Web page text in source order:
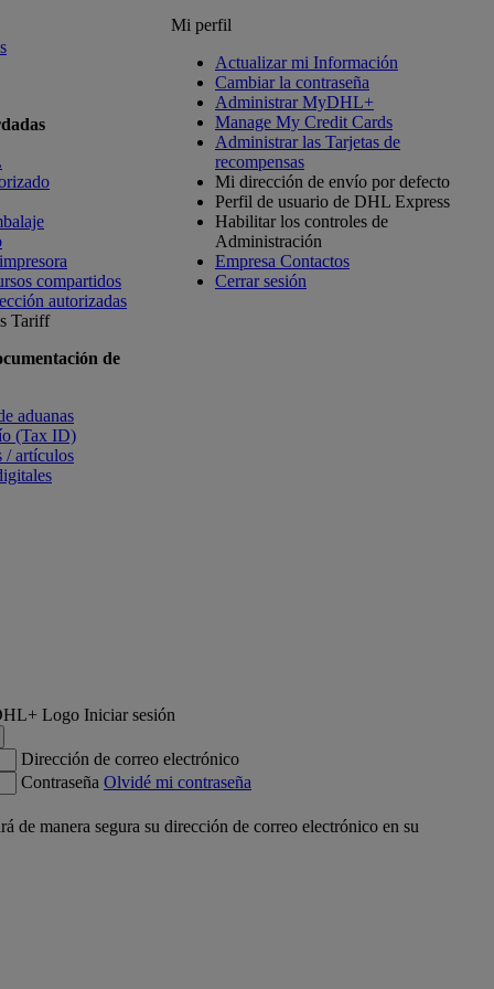
compartidos
autorizadas
Tariff
de
aduanas
(Tax ID)
/ artículos
Mi perfil
Actualizar mi Información
Cambiar la contraseña
Administrar MyDHL+
Manage My Credit Cards
Administrar las Tarjetas de
recompensas
Mi dirección de envío por defecto
Perfil de usuario de DHL Express
Habilitar los controles de
Administración
Empresa Contactos
Cerrar sesión
Iniciar sesión
Dirección de correo electrónico
Contraseña Olvidé mi contraseña
de manera segura su dirección de correo electrónico en su